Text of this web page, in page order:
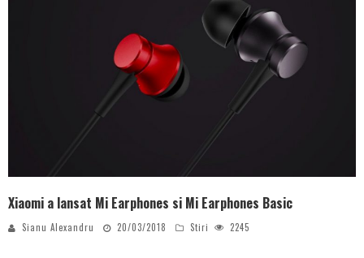
Analiza producției fotovoltaice în România – cât produce un sistem solar pe timp de iarnă?
NVIDIA avertizează: memoria RAM și SSD-urile ar putea deveni și mai scumpe în perioada următoare
GTA VI poate fi precomandat oficial. Rockstar dezvăluie edițiile oficiale și bonusurile pe care le primești
Xiaomi a lansat Mi Earphones si Mi Earphones Basic
Sianu Alexandru 20/03/2018 Stiri 2245